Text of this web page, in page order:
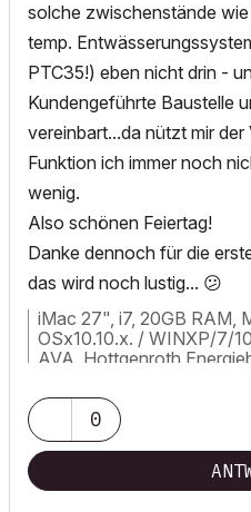
solche zwischenstände
temp.
PTC35!) eben nicht drin -
Kundengeführte Baustelle
vereinbart...da nützt mir
Funktion ich immer noch
wenig.
Also schönen Feiertag!
Danke dennoch für die
das wird noch lustig... 😕
iMac 27", i7, 20GB RAM,
OSx10.10.x. / WINXP/7/
AVA, Hottgenroth
0